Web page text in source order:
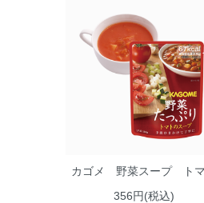
カゴメ 野菜スープ ト
356円(税込)